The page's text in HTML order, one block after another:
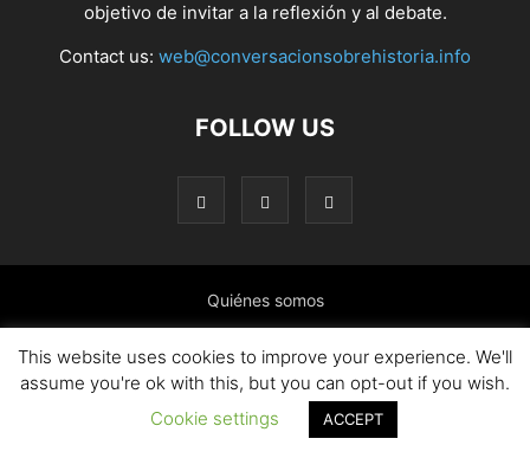
objetivo de invitar a la reflexión y al debate.
Contact us: web@conversacionsobrehistoria.info
FOLLOW US
Quiénes somos
Colaborar en el blog Contacto Política de cookies
This website uses cookies to improve your experience. We'll
assume you're ok with this, but you can opt-out if you wish.
Cookie settings
ACCEPT